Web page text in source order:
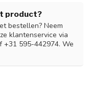
product?
bestellen? Neem
klantenservice via
+31 595-442974. We